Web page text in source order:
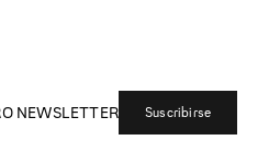
NEWSLETTER Suscribirse